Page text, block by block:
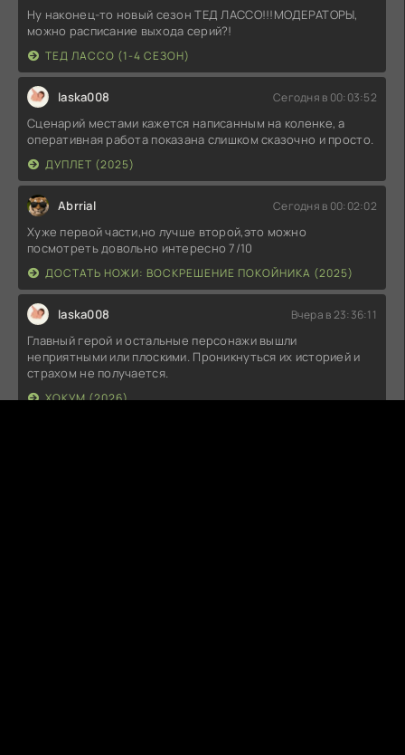
Ну наконец-то новый сезон ТЕД ЛАССО!!!МОДЕРАТОРЫ,
можно расписание выхода серий?!
ТЕД ЛАССО (1-4 СЕЗОН)
laska008 Сегодня в 00:03:52
Сценарий местами кажется написанным на коленке, а
оперативная работа показана слишком сказочно и просто.
ДУПЛЕТ (2025)
Abrrial Сегодня в 00:02:02
Хуже первой части,но лучше второй,это можно
посмотреть довольно интересно 7/10
ДОСТАТЬ НОЖИ: ВОСКРЕШЕНИЕ ПОКОЙНИКА (2025)
laska008 Вчера в 23:36:11
Главный герой и остальные персонажи вышли
неприятными или плоскими. Проникнуться их историей и
страхом не получается.
ХОКУМ (2026)